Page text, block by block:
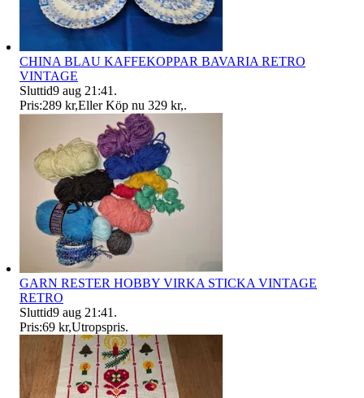
CHINA BLAU KAFFEKOPPAR BAVARIA RETRO
VINTAGE
Sluttid9 aug 21:41 .
Pris:289 kr,Eller Köp nu 329 kr,.
GARN RESTER HOBBY VIRKA STICKA VINTAGE
RETRO
Sluttid9 aug 21:41 .
Pris:69 kr,Utropspris.